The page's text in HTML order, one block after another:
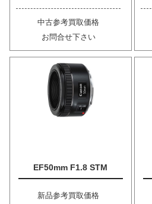
中古参考買取価格
お問合せ下さい
EF50mm F1.8 STM
新品参考買取価格